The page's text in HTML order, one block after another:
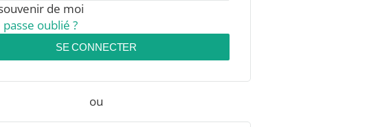
de moi
oublié ?
SE CONNECTER
ou